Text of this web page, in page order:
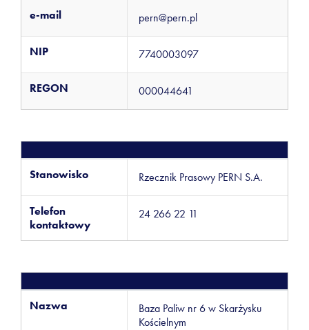
e-mail pern@pern.pl
NIP 7740003097
REGON 000044641
Stanowisko Rzecznik Prasowy PERN S.A.
Telefon
kontaktowy
24 266 22 11
Nazwa
Baza Paliw nr 6 w Skarżysku
Kościelnym